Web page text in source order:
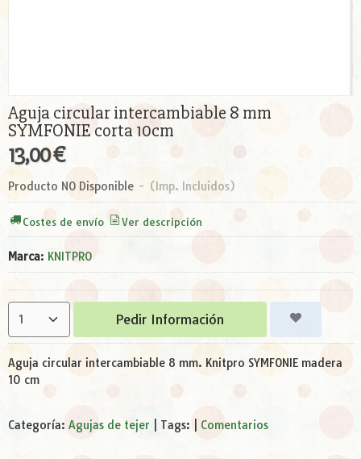
Aguja circular intercambiable 8 mm
SYMFONIE corta 10cm
13,00 €
Producto NO Disponible - (Imp. Incluidos)
Costes de envío Ver descripción
Marca: KNITPRO
Pedir Información
Aguja circular intercambiable 8 mm. Knitpro SYMFONIE madera
10 cm
Categoría: Agujas de tejer Tags: Comentarios